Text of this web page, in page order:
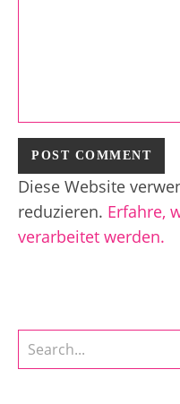
Diese Website
reduzieren. Erfahre,
verarbeitet werden.